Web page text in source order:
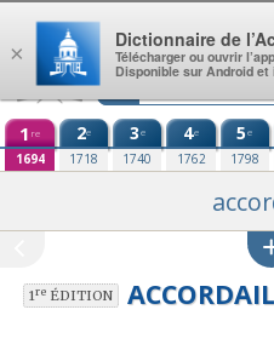
Aller au contenu
1 re
1694
2e
1718
3e
1740
4e
1762
5e
1798
1reÉDITION
×
Dictionnaire de
Télécharger ou ouvrir
Disponible sur Android et